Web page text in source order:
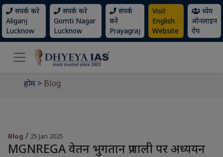
संपर्क करे
Aliganj
Lucknow
संपर्क करे
Gomti Nagar
Lucknow
संपर्क
करे
Prayagraj
Visit
English
Website
ध्येय
ऑनलाइन
ऐप
होम > Blog
Blog / 25 Jan 2025
MGNREGA वेतन भुगतान प्रणाली पर अध्ययन